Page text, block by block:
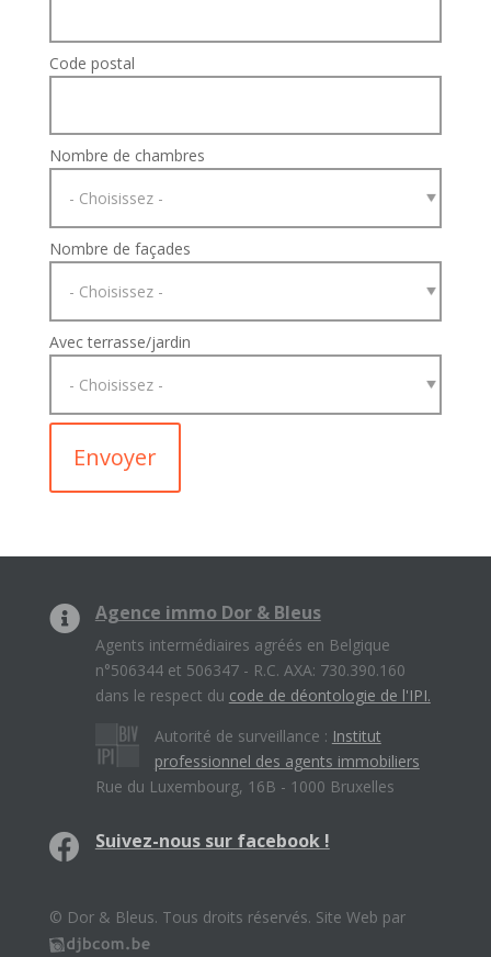
Code postal
Nombre de chambres
Nombre de façades
Avec terrasse/jardin
Agence immo Dor & Bleus
Agents intermédiaires agréés en Belgique
n°506344 et 506347 - R.C. AXA: 730.390.160
dans le respect du code de déontologie de l'IPI.
Autorité de surveillance : Institut
professionnel des agents immobiliers
Rue du Luxembourg, 16B - 1000 Bruxelles
Suivez-nous sur facebook !
© Dor & Bleus. Tous droits réservés. Site Web par